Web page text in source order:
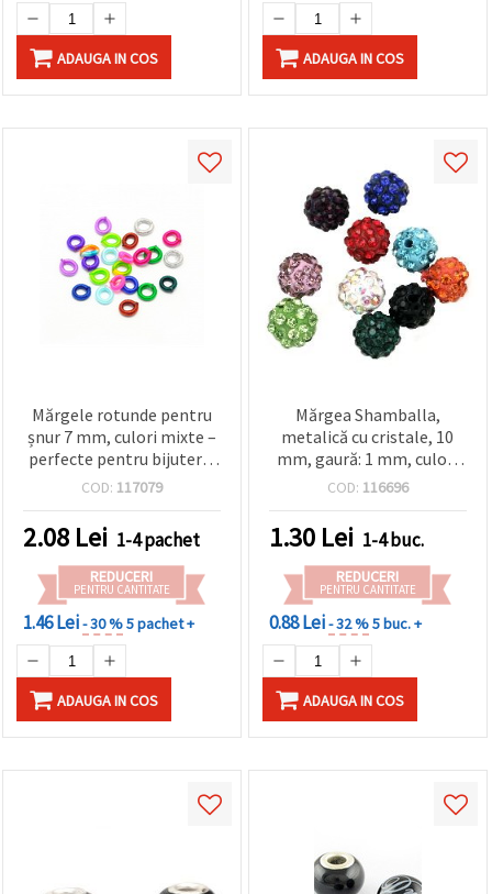
ADAUGA IN COS ADAUGA IN COS
Mărgele rotunde pentru
șnur 7 mm, culori mixte –
perfecte pentru bijuterii,
hobby creativ și proiecte
COD: 117079
2.08 Lei 1-4 pachet
REDUCERI
PENTRU CANTITATE
1.46 Lei- 30 %5 pachet +
ADAUGA IN COS
Mărgea Shamballa,
metalică cu cristale, 10
mm, gaură: 1 mm, culori
mixte
COD: 116696
1.30 Lei 1-4 buc.
REDUCERI
PENTRU CANTITATE
0.88 Lei- 32 %5 buc. +
ADAUGA IN COS